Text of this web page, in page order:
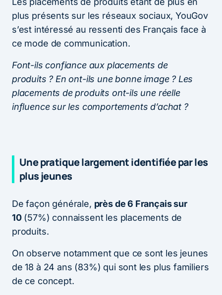
plus présents sur les réseaux sociaux, YouGov
s’est intéressé au ressenti des Français face à
ce mode de communication.
Font-ils confiance aux placements de
produits ? En ont-ils une bonne image ? Les
placements de produits ont-ils une réelle
influence sur les comportements d’achat ?
Une pratique largement identifiée par les
plus jeunes
De façon générale, près de 6 Français sur
10(57%) connaissent les placements de
produits.
On observe notamment que ce sont les jeunes
de 18 à 24 ans (83%) qui sont les plus familiers
de ce concept.